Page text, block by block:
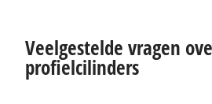
Veelgestelde vragen
profielcilinders